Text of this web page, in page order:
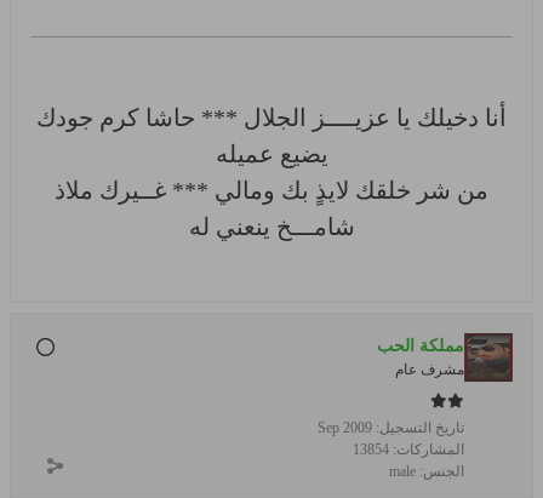
أنا دخيلك يا عزيــــز الجلال *** حاشا كرم جودك
يضيع عميله
من شر خلقك لايذٍ بك ومالي *** غــيرك ملاذ
شامـــخ ينعني له
مملكة الحب
مشرف عام
تاريخ التسجيل: Sep 2009
المشاركات: 13854
الجنس: male